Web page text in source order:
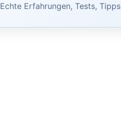
Echte Erfahrungen, Tests,